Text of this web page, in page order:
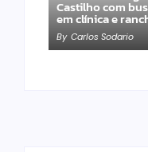
Castilho com
em clínica e
By Carlos Sodario